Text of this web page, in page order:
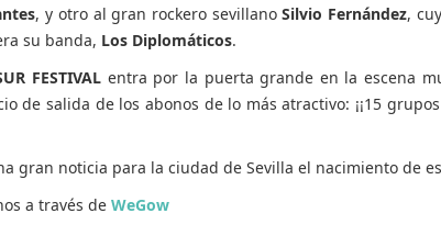
, y otro al gran rockero sevillanoSilvio Fernández,
su banda, Los Diplomáticos.
FESTIVALentra por la puerta grande en la escena
de salida de los abonos de lo más atractivo: ¡¡15
gran noticia para la ciudad de Sevilla el nacimiento de
a través de WeGow